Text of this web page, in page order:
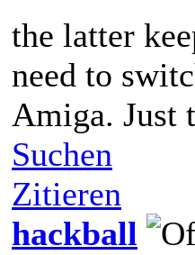
the latter
need to
Amiga. Just
Suchen
Zitieren
hackball